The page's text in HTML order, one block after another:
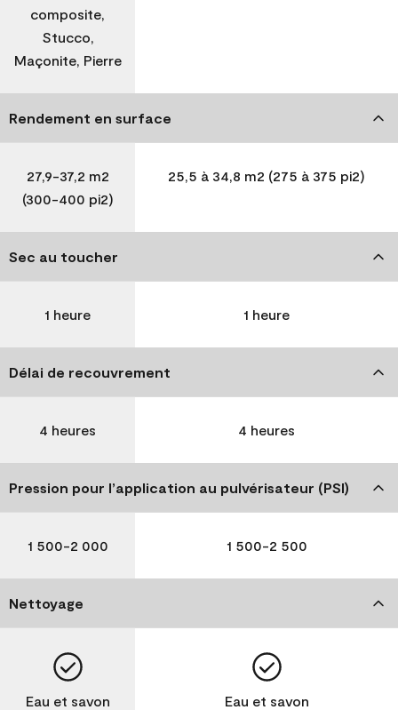
composite,
Stucco,
Maçonite, Pierre
Rendement en surface
27,9-37,2 m2
(300-400 pi2)
25,5 à 34,8 m2 (275 à 375 pi2)
Sec au toucher
1 heure 1 heure
Délai de recouvrement
4 heures 4 heures
Pression pour l’application au pulvérisateur (PSI)
1 500-2 000 1 500-2 500
Nettoyage
Eau et savon Eau et savon